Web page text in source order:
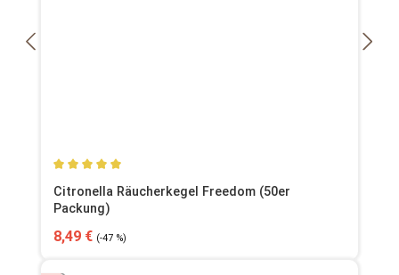
Durchschnittliche Bewertung von 5 von 5 Sternen
Citronella Räucherkegel Freedom (50er
Packung)
Verkaufspreis:
8,49 € Regulärer Preis:
(-47 %)